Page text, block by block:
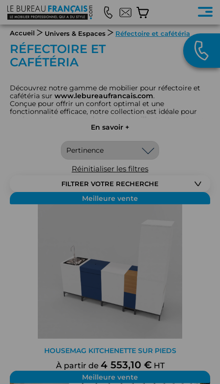
Accueil Univers & Espaces Réfectoire et cafétéria
RÉFECTOIRE ET
CAFÉTÉRIA
Découvrez notre gamme de mobilier pour réfectoire et
cafétéria sur www.lebureaufrancais.com.
Conçue pour offrir un confort optimal et une
fonctionnalité efficace, notre collection est idéale pour
aménager des espaces de repas accueillants et pratiques.
Nous proposons des tables de réfectoire, des chaises
restauration. Chaque élément est sélectionné pour
faciliter les repas en groupe, optimiser l'espace, et assurer
une durabilité accrue, tout en apportant une touche de
Idéaux pour réfectoires d'entreprise, cafétarias scolaires,
et espaces de restauration collective, salles de pause nos
meubles combinent confort, résilience, et esthétique
contemporaine.
Choisissez du mobilier pour réfectoire et cafétéria chez Le
En savoir +
Réinitialiser les filtres
FILTRER VOTRE RECHERCHE
Meilleure vente
HOUSEMAG KITCHENETTE SUR PIEDS
À partir de 4 553,10 €HT
Meilleure vente